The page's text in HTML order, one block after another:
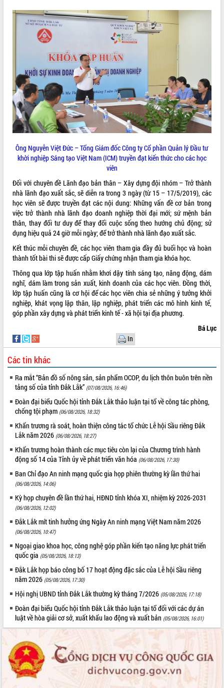
Loading the player...
Khám bệnh, cấp phát thuốc miễn phí
và tặng quà người dân xã Cư Pui
Hội nghị UBND tỉnh Đắk Lắk thường kỳ
tháng 7/2026
Lễ truy tặng danh hiệu “Bà Mẹ Việt
Nam Anh hùng” và trao Huân chương
Lao động
vụ 6 tháng cuối năm 2026
Kỳ họp thứ Hai, Hội đồng nhân dân
quan trọng
Bí thư Tỉnh ủy Lương Nguyễn Minh
Triết thăm, tặng quà người có công với
cách mạng
Rà soát, hoàn thiện hệ thống thiết chế
văn hóa, thể thao đáp ứng yêu cầu
phát triển mới
Thường trực HĐND tỉnh Đắk Lắk gặp
mặt Đoàn chuyên gia y tế TP. Hồ Chí
Minh
Lễ truy điệu và an táng hài cốt liệt sĩ
tại Nghĩa trang Liệt sĩ xã Sơn Hòa
Bàn giải pháp tháo gỡ khó khăn trong
định EUDR
Thứ trưởng Bộ Nông nghiệp và Môi
trường Nguyễn Hoàng Hiệp khảo sát
vùng trồng và doanh nghiệp đóng gói
sầu riêng tại Đắk Lắk
Trình diễn nghệ thuật chế biến các
món ăn từ sầu riêng
Đắk Lắk công bố Quy hoạch và xúc
tiến đầu tư tỉnh
Ngành cá ngừ Đắk Lắk chủ động thích
ứng để giữ vững thị trường xuất khẩu
Diễn đàn Kinh tế tư nhân Việt Nam đột
phá cơ chế - Hợp tác công tư
Đề án 06 tạo bước ngoặt đột phá trong
Kết nối tour, đẩy mạnh chuyển đổi số
để phát triển du lịch Đắk Lắk
Khởi động Dự án Đầu tư xây dựng hạ
tầng kỹ thuật Cụm công nghiệp Tân
Tiến
Gặp mặt các cơ quan báo chí nhân Kỷ
niệm 101 năm Ngày Báo chí Cách
mạng Việt Nam
Đắk Lắk sơ kết 4 năm triển khai thực
Họp báo thông tin về Hội nghị Công bố
Quy hoạch và Xúc tiến đầu tư tỉnh Đắk
Khơi thông điểm nghẽn, đẩy nhanh
giải ngân vốn khắc phục thiên tai
HĐND tỉnh thông qua điều chỉnh Quy
hoạch tỉnh thời kỳ 2021-2030
LIÊN KẾT WEB
THỐNG KÊ TRUY CẬP
Hôm nay: 23694
Tất cả: 66036434
Ông Nguyễn Việt Đức – Tổng Giám đốc Công ty Cổ phần Quản lý Đầu tư
khời nghiệp Sáng tạo Việt Nam (ICM) truyền đạt kiến thức cho các học
viên
Đối với chuyên đề Lãnh đạo bản thân – Xây dựng đội nhóm – Trở thành
nhà lãnh đạo xuất sắc, sẽ diễn ra trong 3 ngày (từ 15 – 17/5/2019), các
học viên sẽ được truyền đạt các nội dung: Những vấn đề cơ bản trong
việc trở thành nhà lãnh đạo doanh nghiệp thời đại mới; sứ mệnh bản
thân, thay đổi tư duy để thay đổi cuộc sống theo hướng chủ động; sử
dụng hiệu quả 24 giờ mỗi ngày; để trở thành nhà lãnh đạo xuất sắc.
Kết thúc mỗi chuyên đề, các học viên tham gia đầy đủ buổi học và hoàn
thành tốt bài thi sẽ được cấp Giấy chứng nhận tham gia khóa học.
Thông qua lớp tập huấn nhằm khơi dậy tính sáng tạo, năng động, dám
nghĩ, dám làm trong sản xuất, kinh doanh của các học viên. Đồng thời,
lớp tập huấn cũng là cơ hội để các học viên chia sẻ những ý tưởng khởi
nghiệp, khát vọng lập thân, lập nghiệp, phát triển các mô hình kinh tế,
góp phần xây dựng và phát triển kinh tế - xã hội tại địa phương.
Bá Lục
In
Các tin khác
Ra mắt “Bản đồ số nông sản, sản phẩm OCOP, du lịch thôn buôn trên nền
tảng số của tỉnh Đắk Lắk” (07/08/2026, 16:46)
Đoàn đại biểu Quốc hội tỉnh Đắk Lắk thảo luận tại tổ về công tác phòng,
chống tội phạm (06/08/2026, 18:32)
Khẩn trương rà soát, hoàn thiện công tác tổ chức Lễ hội Sầu riêng Đắk
Lắk năm 2026 (06/08/2026, 18:27)
Khẩn trương hoàn thành các mục tiêu còn lại của Chương trình hành
động số 14 của Tỉnh ủy về phát triển văn hóa (06/08/2026, 17:30)
Ban Chỉ đạo An ninh mạng quốc gia họp phiên thường kỳ lần thứ hai
(06/08/2026, 14:06)
Kỳ họp chuyên đề lần thứ hai, HĐND tỉnh khóa XI, nhiệm kỳ 2026-2031
(06/08/2026, 12:02)
Đắk Lắk mít tinh hưởng ứng Ngày An ninh mạng Việt Nam năm 2026
(06/08/2026, 10:47)
Ngoại giao khoa học, công nghệ góp phần kiến tạo năng lực phát triển
quốc gia (05/08/2026, 18:13)
Đắk Lắk họp báo công bố 17 hoạt động đặc sắc của Lễ hội Sầu riêng
năm 2026 (05/08/2026, 17:30)
Hội nghị UBND tỉnh Đắk Lắk thường kỳ tháng 7/2026 (05/08/2026, 17:18)
Đoàn đại biểu Quốc hội tỉnh Đắk Lắk thảo luận tại tổ đối với các dự án
luật về hòa giải cơ sở, xuất khẩu lao động và xuất bản (05/08/2026, 16:01)